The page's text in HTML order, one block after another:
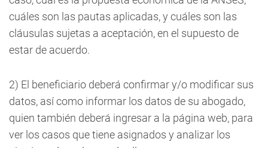
cuáles son las pautas aplicadas, y cuáles son las
cláusulas sujetas a aceptación, en el supuesto de
estar de acuerdo.
2) El beneficiario deberá confirmar y/o modificar sus
datos, así como informar los datos de su abogado,
quien también deberá ingresar a la página web, para
ver los casos que tiene asignados y analizar los